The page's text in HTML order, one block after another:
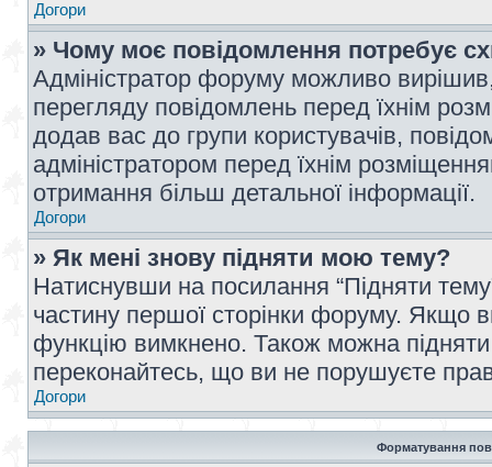
Догори
» Чому моє повідомлення потребує
Адміністратор форуму можливо
перегляду повідомлень перед їхнім
додав вас до групи користувачів,
адміністратором перед їхнім
отримання більш детальної інформації.
Догори
» Як мені знову підняти мою тему?
Натиснувши на посилання “Підняти
частину першої сторінки форуму. Якщо
функцію вимкнено. Також можна
переконайтесь, що ви не порушуєте
Догори
Форматування